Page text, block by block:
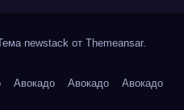
newstack от Themeansar.
Авокадо Авокадо Авокадо